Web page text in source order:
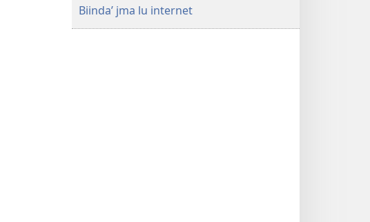
Biindaʼ jma lu internet